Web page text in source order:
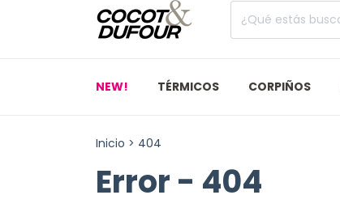
NEW! TÉRMICOS CORPIÑOS
Inicio > 404
Error - 404